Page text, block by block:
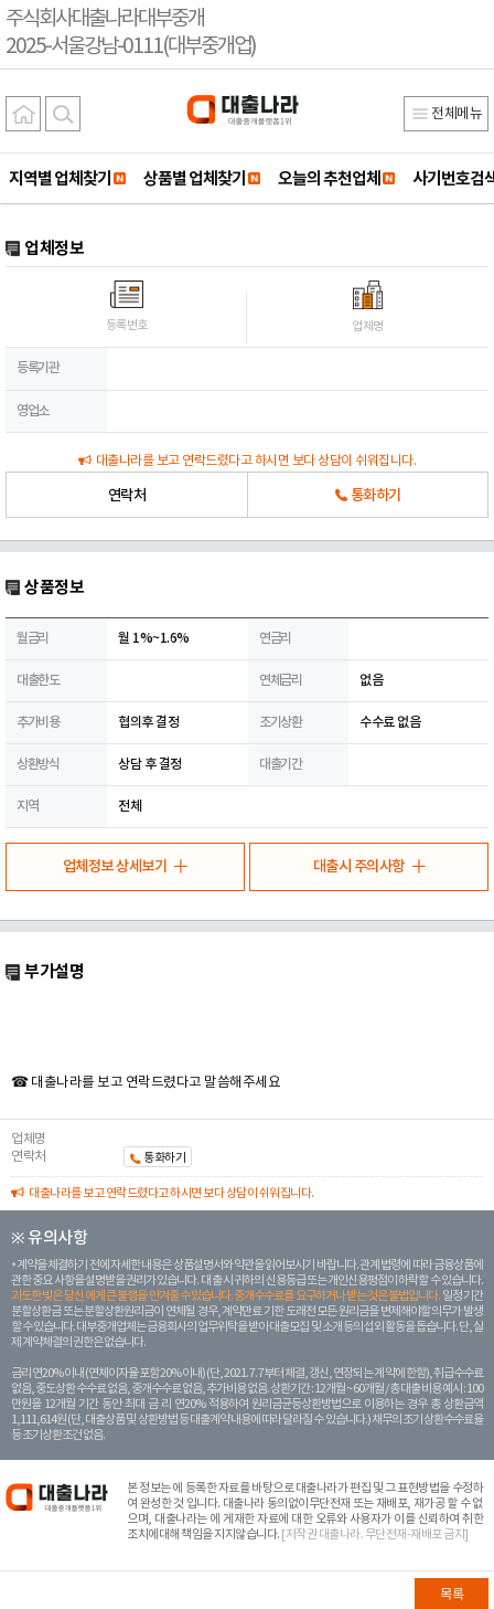
주식회사대출나라대부중개
2025-서울강남-0111(대부중개업)
전체메뉴
지역별 업체찾기 상품별 업체찾기 오늘의 추천업체 사기번호검
업체정보
등록번호 업체명
등록기관
영업소
대출나라를 보고 연락드렸다고 하시면 보다 상담이 쉬워집니다.
연락처 통화하기
상품정보
월금리 월 1%~1.6% 연금리
대출한도 연체금리 없음
추가비용 협의후 결정 조기상환 수수료 없음
상환방식 상담 후 결정 대출기간
지역 전체
업체정보 상세보기 대출시 주의사항
부가설명
☎ 대출나라를 보고 연락드렸다고 말씀해주세요
업체명
연락처
통화하기
대출나라를 보고 연락드렸다고 하시면 보다 상담이 쉬워집니다.
※ 유의사항
계약을 체결하기 전에 자세한 내용은 상품설명서와 약관을 읽어보시기 바랍니다. 관계 법령에 따라 금융상품에
관한 중요 사항을 설명받을 권리가 있습니다. 대 출 시 귀하의 신용등급 또는 개인신용평점이 하락할 수 있습니다.
과도한 빚은 당신 에게 큰 불행을 안겨줄 수 있습니다. 중개수수료를 요구하거나 받는 것은 불법입니다. 일정 기간
분할상환금 또는 분할상환원리금이 연체될 경우, 계약만료 기한 도래전 모든 원리금을 변제해야할 의무가 발생
할 수 있습니다. 대부중개업체는 금융회사의 업무위탁을 받아 대출모집 및 소개 등의 섭외 활동을 돕습니다. 단, 실
제 계약체결의 권한은 없습니다.
금리 연20% 이내 (연체이자율 포함 20% 이내) (단, 2021. 7. 7부터 체결, 갱신, 연장되는 계 약에 한함), 취급수수료
없음, 중도상환 수수료 없음, 중개수수료 없음, 추가비용 없음. 상환기간 : 12개월 ~ 60개월 / 총 대출 비용 예시 : 100
만원을 12개월 기간 동안 최대 금 리 연20% 적용하여 원리금균등상환방법으로 이용하는 경우 총 상환금액
1,111,614원 (단, 대출상품 및 상환방법 등 대출계약 내용에 따라 달라질 수 있습니다.) 채무의 조기 상환수수료율
등 조기상환조건 없음.
본 정보는에 등록한 자료를 바탕으로 대출나라가 편집 및 그 표현방법을 수정하
여 완성한 것 입니다. 대출나라 동의없이무단전재 또는 재배포, 재가공 할 수 없
으며, 대출나라는 에 게재한 자료에 대한 오류와 사용자가 이를 신뢰하여 취한
조치에대해 책임을 지지않습니다. [저작권 대출나라. 무단전재-재배포 금지]
목록